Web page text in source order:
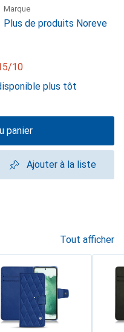
Marque
Plus de produits Noreve
10
plus tôt
panier
Ajouter à la liste
Tout afficher